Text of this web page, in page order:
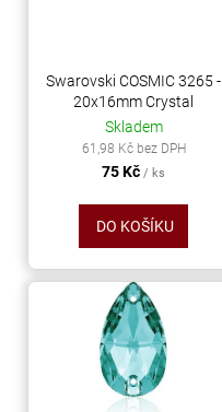
Swarovski COSMIC 3265 -
20x16mm Crystal
Skladem
61,98 Kč bez DPH
75 Kč / ks
DO KOŠÍKU
SS-